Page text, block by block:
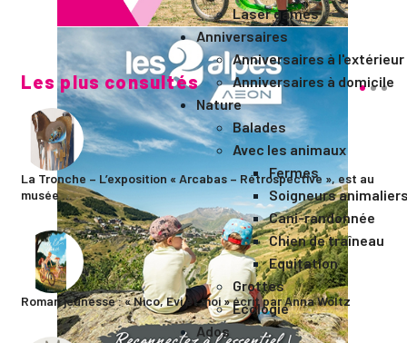
Laser games
Anniversaires
Anniversaires à l'extérieur
Anniversaires à domicile
Nature
Balades
Avec les animaux
Fermes
Soigneurs
Cani-randonnée
Chien de traîneau
Equitation
Grottes
Ecologie
Ados
Les plus consultés
La Tronche – L’exposition « Arcabas – Rétrospective », est au
musée ...
Roman jeunesse : « Nico, Evi et moi » écrit par Anna Woltz